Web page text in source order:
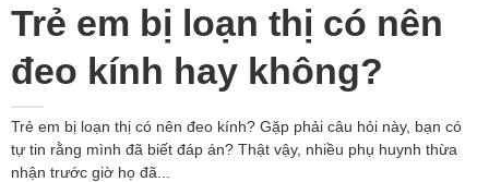
Trẻ em bị loạn thị có nên
đeo kính hay không?
Trẻ em bị loạn thị có nên đeo kính? Gặp phải câu hỏi này, bạn có
tự tin rằng mình đã biết đáp án? Thật vậy, nhiều phụ huynh thừa
nhận trước giờ họ đã...